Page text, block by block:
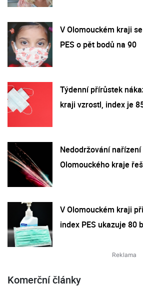
V Olomouckém kraji
PES o pět bodů na 90
Týdenní přírůstek
kraji vzrostl, index je
Nedodržování
Olomouckého kraje
V Olomouckém kraji
index PES ukazuje 80
Komerční články